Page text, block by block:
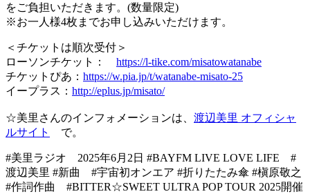
をご負担いただきます。(数量限定)
※お一人様4枚までお申し込みいただけます。
＜チケットは順次受付＞
ローソンチケット： https://l-tike.com/misatowatanabe
チケットぴあ： https://w.pia.jp/t/watanabe-misato-25
イープラス： http://eplus.jp/misato/
☆美里さんのインフォメーションは、 渡辺美里 オフィシャ
ルサイト
で。
#美里ラジオ 2025年6月2日 #BAYFM LIVE LOVE LIFE #
渡辺美里 #新曲 #宇宙初オンエア #折りたたみ傘 #槇原敬之
#作詞作曲 #BITTER☆SWEET ULTRA POP TOUR 2025開催